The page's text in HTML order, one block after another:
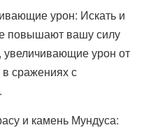
урон: Искать и
повышают вашу силу
урон от
в сражениях с
и камень Мундуса: